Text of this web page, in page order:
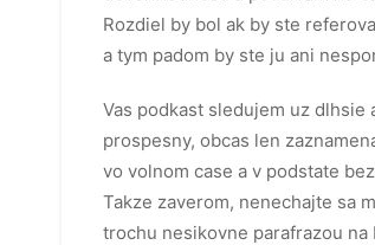
Rozdiel by bol ak by ste
a tym padom by ste ju ani
Vas podkast sledujem uz dlhsie
prospesny, obcas len
vo volnom case a v podstate
Takze zaverom, nenechajte sa
trochu nesikovne parafrazou